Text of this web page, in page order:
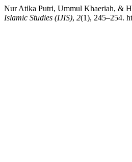
Nur Atika Putri, Ummul Khaeriah,
Islamic Studies (IJIS), 2(1), 245–254.